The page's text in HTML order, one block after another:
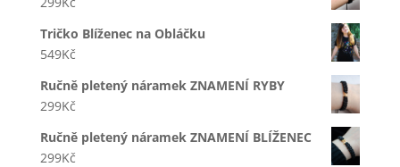
Tričko Blíženec na Obláčku
549Kč
Ručně pletený náramek ZNAMENÍ RYBY
299Kč
Ručně pletený náramek ZNAMENÍ BLÍŽENEC
299Kč